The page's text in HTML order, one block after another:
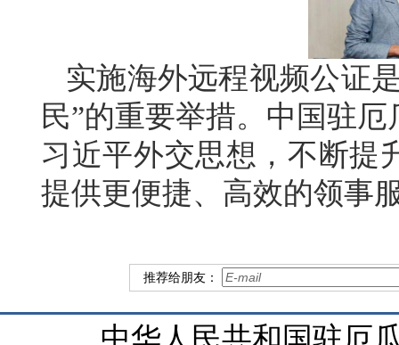
实施海外远程视频公证
民”的重要举措。中国驻
习近平外交思想，不断提
提供更便捷、高效的领事
推荐给朋友：